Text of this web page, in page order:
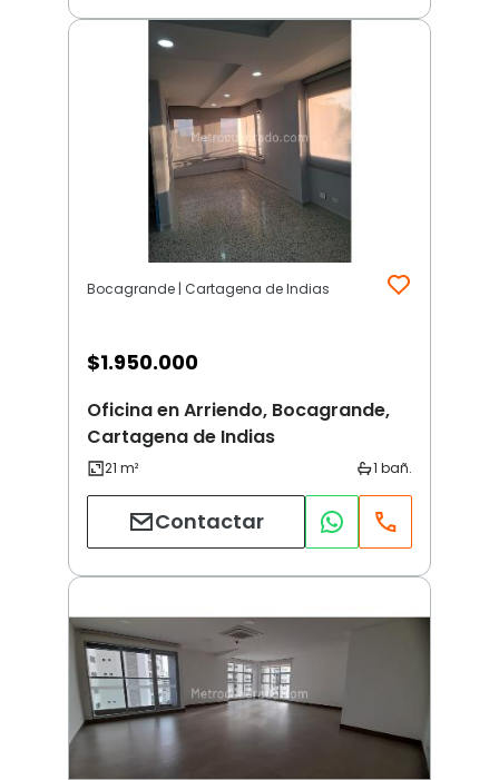
Bocagrande | Cartagena de Indias
$1.950.000
Oficina en Arriendo, Bocagrande,
Cartagena de Indias
Contactar